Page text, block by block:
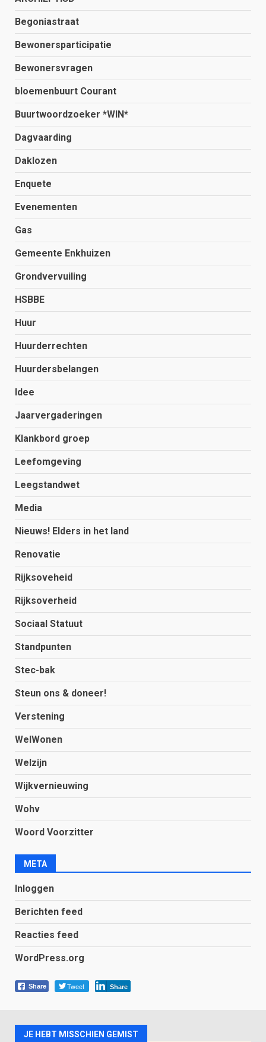
Begoniastraat
Bewonersparticipatie
Bewonersvragen
bloemenbuurt Courant
Buurtwoordzoeker *WIN*
Dagvaarding
Daklozen
Enquete
Evenementen
Gas
Gemeente Enkhuizen
Grondvervuiling
HSBBE
Huur
Huurderrechten
Huurdersbelangen
Idee
Jaarvergaderingen
Klankbord groep
Leefomgeving
Leegstandwet
Media
Nieuws! Elders in het land
Renovatie
Rijksoveheid
Rijksoverheid
Sociaal Statuut
Standpunten
Stec-bak
Steun ons & doneer!
Verstening
WelWonen
Welzijn
Wijkvernieuwing
Wohv
Woord Voorzitter
META
Inloggen
Berichten feed
Reacties feed
WordPress.org
Share Tweet Share
JE HEBT MISSCHIEN GEMIST